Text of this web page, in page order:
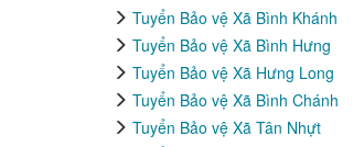
Tuyển Bảo vệ Xã Bình Khánh
Tuyển Bảo vệ Xã Bình Hưng
Tuyển Bảo vệ Xã Hưng Long
Tuyển Bảo vệ Xã Bình Chánh
Tuyển Bảo vệ Xã Tân Nhựt